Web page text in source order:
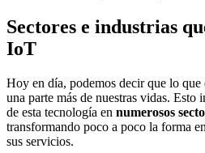
Sectores e industrias
IoT
Hoy en día, podemos decir que lo que
una parte más de nuestras vidas. Esto
de esta tecnología en numerosos
transformando poco a poco la forma
sus servicios.